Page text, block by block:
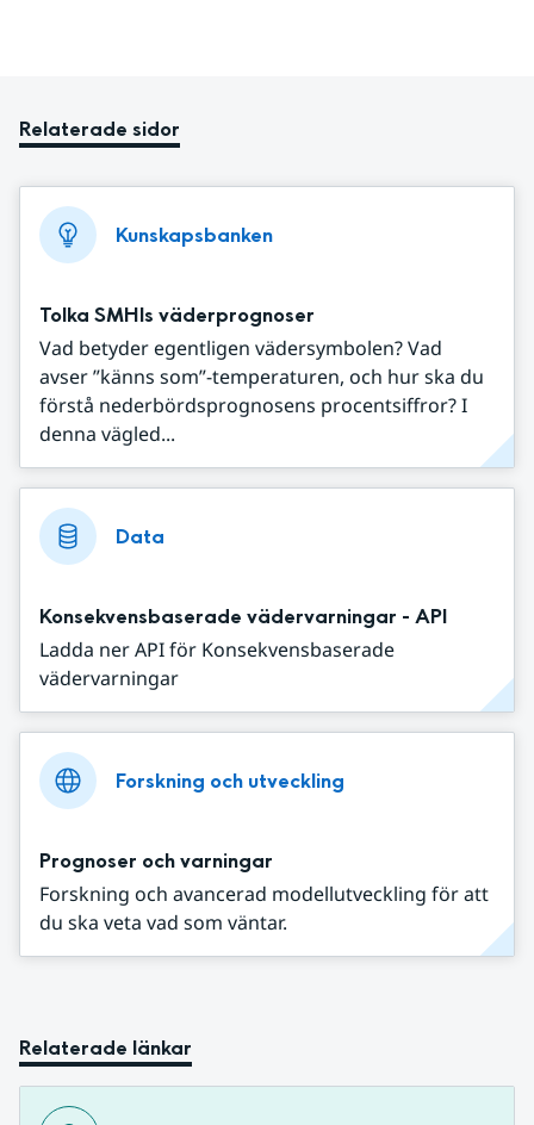
Relaterade sidor
Kunskapsbanken
Tolka SMHIs väderprognoser
Vad betyder egentligen vädersymbolen? Vad
avser ”känns som”-temperaturen, och hur ska du
förstå nederbördsprognosens procentsiffror? I
denna vägled...
Data
Konsekvensbaserade vädervarningar - API
Ladda ner API för Konsekvensbaserade
vädervarningar
Forskning och utveckling
Prognoser och varningar
Forskning och avancerad modellutveckling för att
du ska veta vad som väntar.
Relaterade länkar